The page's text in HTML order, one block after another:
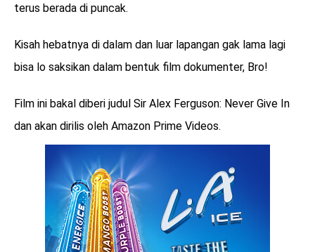
terus berada di puncak.
Kisah hebatnya di dalam dan luar lapangan gak lama lagi
bisa lo saksikan dalam bentuk film dokumenter, Bro!
Film ini bakal diberi judul Sir Alex Ferguson: Never Give In
dan akan dirilis oleh Amazon Prime Videos.